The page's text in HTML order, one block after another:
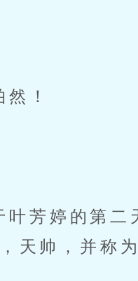
！
芳婷的第二
天帅，并称